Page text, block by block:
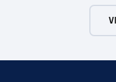
majstor
vodoinstalatera,
majstora